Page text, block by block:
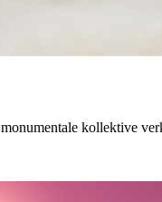
kollektive